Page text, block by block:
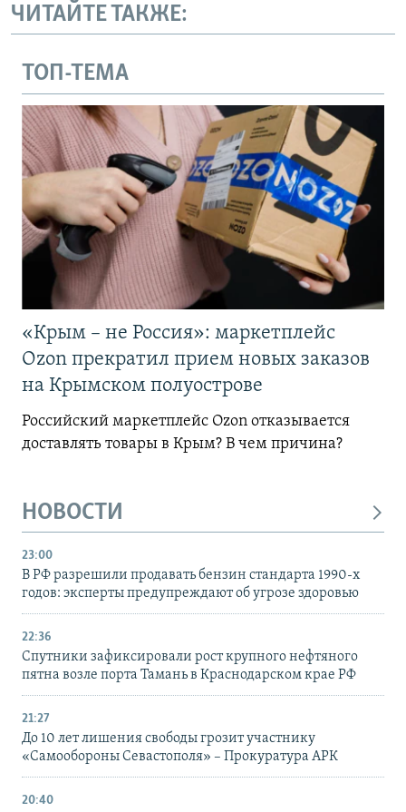
ЧИТАЙТЕ ТАКЖЕ:
ТОП-ТЕМА
«Крым – не Россия»: маркетплейс
Ozon прекратил прием новых заказов
на Крымском полуострове
Российский маркетплейс Ozon отказывается
доставлять товары в Крым? В чем причина?
НОВОСТИ
23:00
В РФ разрешили продавать бензин стандарта 1990-х
годов: эксперты предупреждают об угрозе здоровью
22:36
Спутники зафиксировали рост крупного нефтяного
пятна возле порта Тамань в Краснодарском крае РФ
21:27
До 10 лет лишения свободы грозит участнику
«Самообороны Севастополя» – Прокуратура АРК
20:40